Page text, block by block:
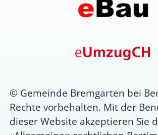
© Gemeinde Bremgarten bei
Rechte vorbehalten. Mit der
dieser Website akzeptieren Sie